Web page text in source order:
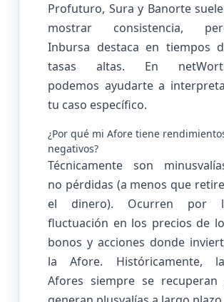
Profuturo, Sura y Banorte
mostrar consistencia,
Inbursa destaca en tiempos
tasas altas. En
podemos ayudarte a
tu caso específico.
¿Por qué mi Afore tiene
negativos?
Técnicamente son
no pérdidas (a menos que
el dinero). Ocurren por
fluctuación en los precios de
bonos y acciones donde
la Afore. Históricamente,
Afores siempre se recuperan